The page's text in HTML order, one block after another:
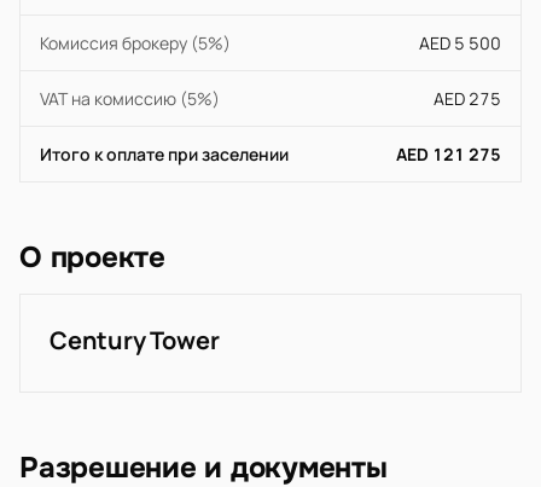
Комиссия брокеру (5%) AED 5 500
VAT на комиссию (5%) AED 275
Итого к оплате при заселении AED 121 275
О проекте
Century Tower
Разрешение и документы